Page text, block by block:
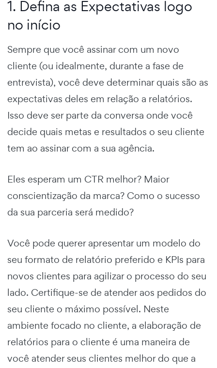
1. Defina as Expectativas logo
no início
Sempre que você assinar com um novo
cliente (ou idealmente, durante a fase de
entrevista), você deve determinar quais são as
expectativas deles em relação a relatórios.
Isso deve ser parte da conversa onde você
decide quais metas e resultados o seu cliente
tem ao assinar com a sua agência.
Eles esperam um CTR melhor? Maior
conscientização da marca? Como o sucesso
da sua parceria será medido?
Você pode querer apresentar um modelo do
seu formato de relatório preferido e KPIs para
novos clientes para agilizar o processo do seu
lado. Certifique-se de atender aos pedidos do
seu cliente o máximo possível. Neste
ambiente focado no cliente, a elaboração de
relatórios para o cliente é uma maneira de
você atender seus clientes melhor do que a